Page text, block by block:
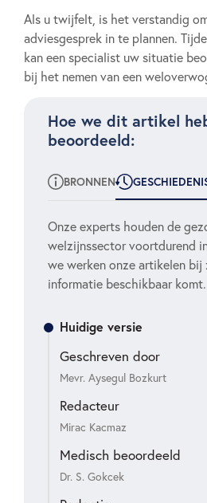
Als u twijfelt, is het verstandig
adviesgesprek in te plannen.
kan een specialist uw situatie
bij het nemen van een
Hoe we dit artikel
beoordeeld:
BRONNEN
Onze experts houden de
welzijnssector voortdurend
we werken onze artikelen bij
informatie beschikbaar komt.
Huidige versie
Geschreven door
Mevr. Aysegul Bozkurt
Redacteur
Mirac Kacmaz
Medisch beoordeeld
Dr. S. Gokcek